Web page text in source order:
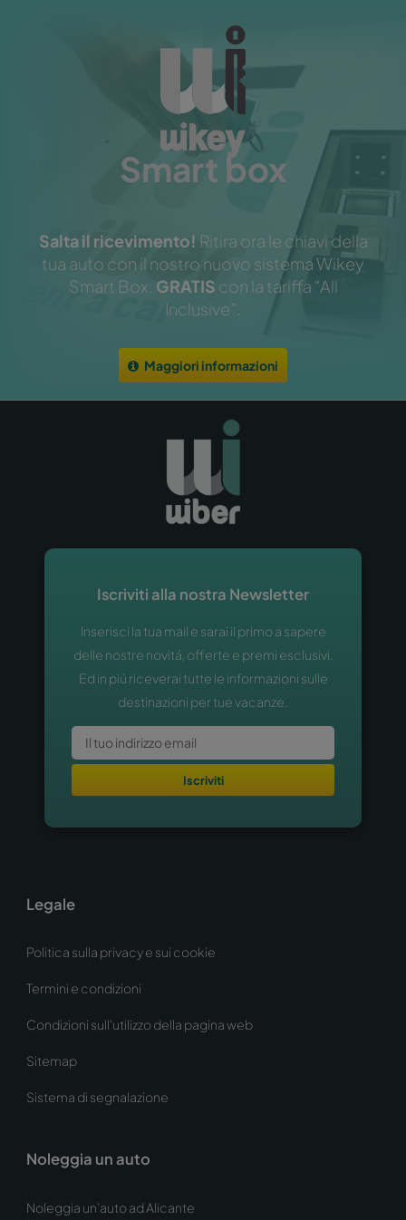
Smart box
Salta il ricevimento! Ritira ora le chiavi della
tua auto con il nostro nuovo sistema Wikey
Smart Box: GRATIS con la tariffa “All
Inclusive”.
Maggiori informazioni
Iscriviti alla nostra Newsletter
Inserisci la tua mail e sarai il primo a sapere
delle nostre novitá, offerte e premi esclusivi.
Ed in piú riceverai tutte le informazioni sulle
destinazioni per tue vacanze.
Iscriviti
Legale
Politica sulla privacy e sui cookie
Termini e condizioni
Condizioni sull’utilizzo della pagina web
Sitemap
Sistema di segnalazione
Noleggia un auto
Noleggia un’auto ad Alicante